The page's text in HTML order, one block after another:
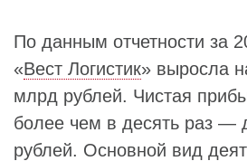
По данным отчетности за
«Вест Логистик» выросла
млрд рублей. Чистая
более чем в десять раз —
рублей. Основной вид